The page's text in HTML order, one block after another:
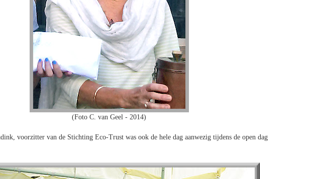
(Foto C. van Geel - 2014)
voorzitter van de Stichting Eco-Trust was ook de hele dag aanwezig tijdens de open dag